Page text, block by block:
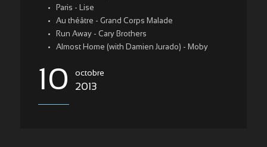
Paris - Lise
Au théâtre - Grand Corps Malade
Run Away - Cary Brothers
Almost Home (with Damien Jurado) - Moby
10 octobre
2013